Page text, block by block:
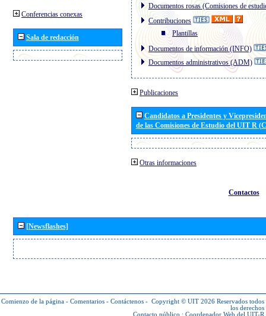
Conferencias conexas
Sala de redacción
Documentos rosas (Comisiones de
Contribuciones
Plantillas
Documentos de información (INFO)
Documentos administrativos (ADM)
Publicaciones
Candidatos a Presidentes y
de las Comisiones de Estudio del UIT R
Otras informaciones
Contactos
[Newsflashes]
Comienzo de la página - Comentarios - Contáctenos - Copyright © UIT 2026 Reservados todos
los derechos
Contacto público : Coordenador Web del UIT-R